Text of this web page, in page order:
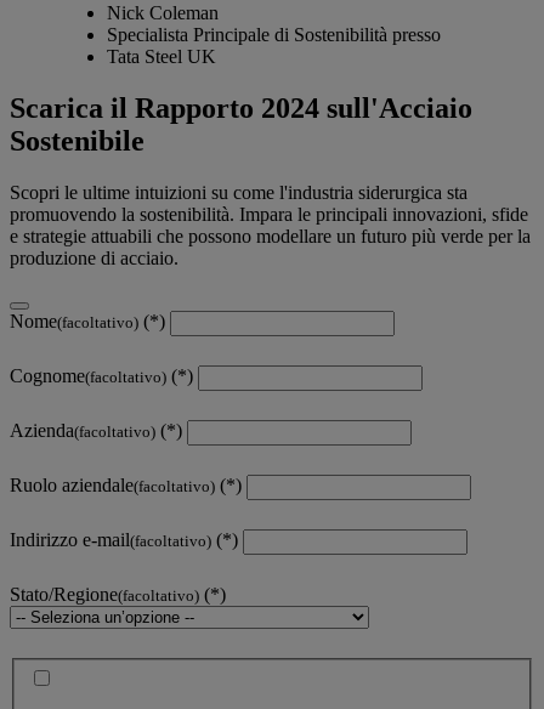
Nick Coleman
Specialista Principale di Sostenibilità presso
Tata Steel UK
Scarica il Rapporto 2024 sull'Acciaio
Sostenibile
Scopri le ultime intuizioni su come l'industria siderurgica sta
promuovendo la sostenibilità. Impara le principali innovazioni, sfide
e strategie attuabili che possono modellare un futuro più verde per la
produzione di acciaio.
Nome(facoltativo)
Cognome(facoltativo)
Azienda(facoltativo)
Ruolo aziendale(facoltativo)
Indirizzo e-mail(facoltativo)
Stato/Regione(facoltativo)